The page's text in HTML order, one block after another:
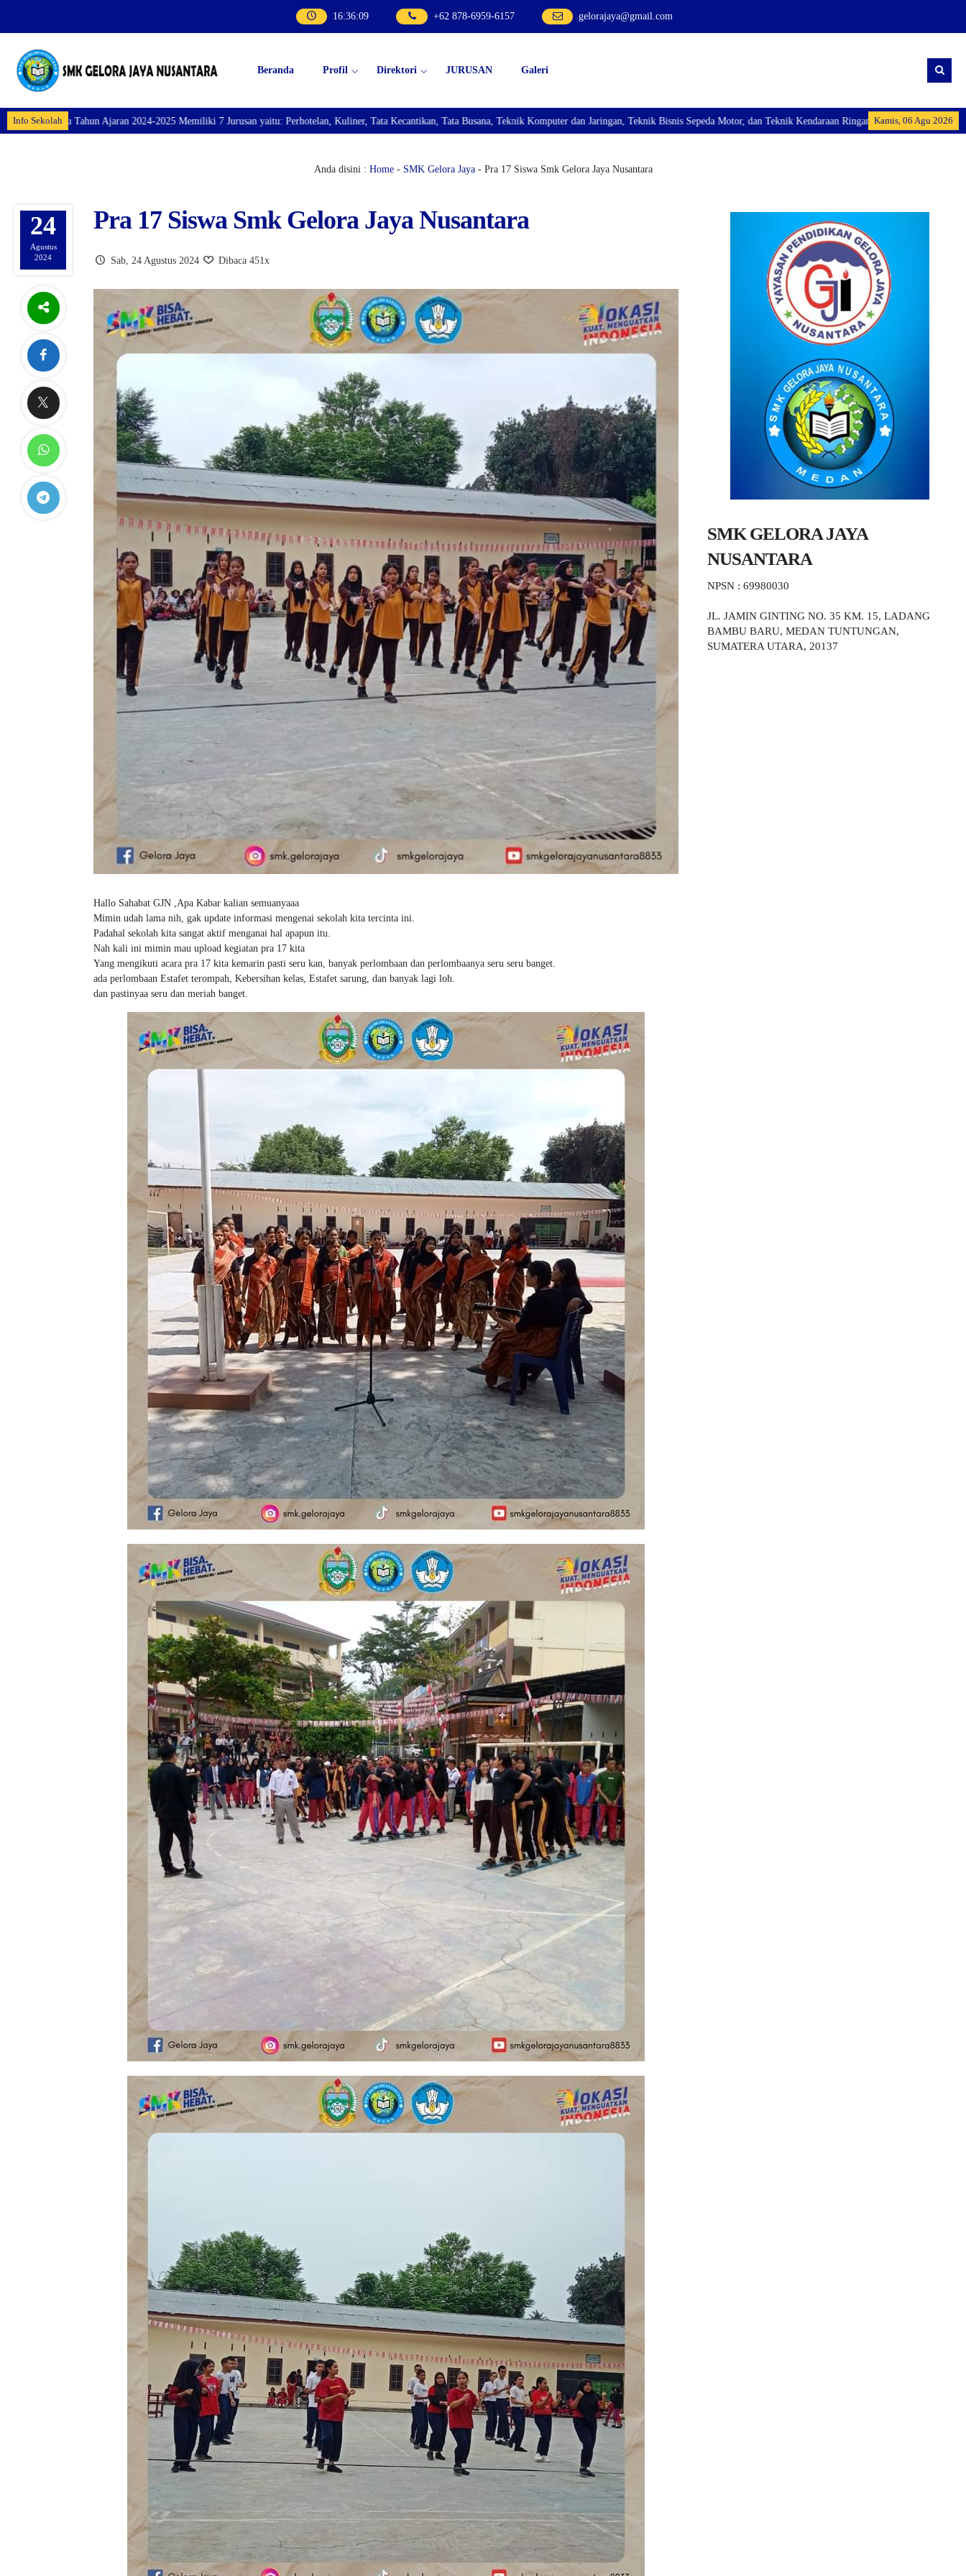
16:36:11 +62 878-6959-6157 gelorajaya@gmail.com
Beranda Profil Direktori JURUSAN Galeri
Info Sekolah Kamis, 06 Agu 2026
2025 Memiliki 7 Jurusan yaitu: Perhotelan, Kuliner, Tata Kecantikan, Tata Busana, Teknik Komputer dan Jaringan, Teknik Bisnis Sepeda Motor, dan Teknik Kendaraan Ringan Dan membuka Kelas Industri: Axioo Class Program
Anda disini : Home- SMK Gelora Jaya- Pra 17 Siswa Smk Gelora Jaya Nusantara
24
Agustus
2024
Pra 17 Siswa Smk Gelora Jaya Nusantara
Sab, 24 Agustus 2024 Dibaca 451x
Hallo Sahabat GJN ,Apa Kabar kalian semuanyaaa
Mimin udah lama nih, gak update informasi mengenai sekolah kita tercinta ini.
Padahal sekolah kita sangat aktif menganai hal apapun itu.
Nah kali ini mimin mau upload kegiatan pra 17 kita
Yang mengikuti acara pra 17 kita kemarin pasti seru kan, banyak perlombaan dan perlombaanya seru seru banget.
ada perlombaan Estafet terompah, Kebersihan kelas, Estafet sarung, dan banyak lagi loh.
dan pastinyaa seru dan meriah banget.
SMK GELORA JAYA
NUSANTARA
NPSN : 69980030
JL. JAMIN GINTING NO. 35 KM. 15, LADANG
BAMBU BARU, MEDAN TUNTUNGAN,
SUMATERA UTARA, 20137